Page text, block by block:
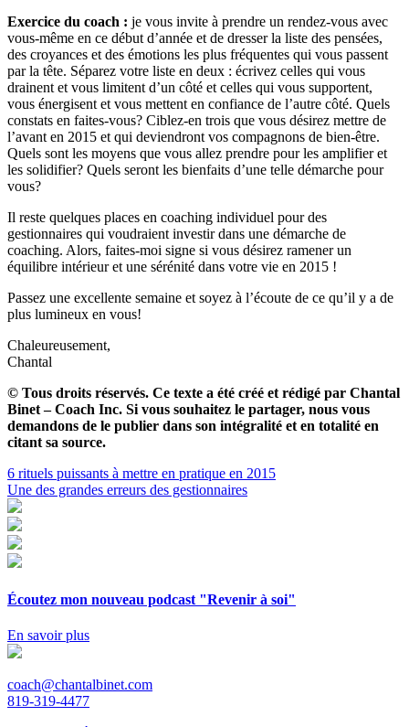
Exercice du coach : je vous invite à prendre un rendez-vous avec
vous-même en ce début d’année et de dresser la liste des pensées,
des croyances et des émotions les plus fréquentes qui vous passent
par la tête. Séparez votre liste en deux : écrivez celles qui vous
drainent et vous limitent d’un côté et celles qui vous supportent,
vous énergisent et vous mettent en confiance de l’autre côté. Quels
constats en faites-vous? Ciblez-en trois que vous désirez mettre de
l’avant en 2015 et qui deviendront vos compagnons de bien-être.
Quels sont les moyens que vous allez prendre pour les amplifier et
les solidifier? Quels seront les bienfaits d’une telle démarche pour
vous?
Il reste quelques places en coaching individuel pour des
gestionnaires qui voudraient investir dans une démarche de
coaching. Alors, faites-moi signe si vous désirez ramener un
équilibre intérieur et une sérénité dans votre vie en 2015 !
Passez une excellente semaine et soyez à l’écoute de ce qu’il y a de
plus lumineux en vous!
Chaleureusement,
Chantal
© Tous droits réservés. Ce texte a été créé et rédigé par Chantal
Binet – Coach Inc. Si vous souhaitez le partager, nous vous
demandons de le publier dans son intégralité et en totalité en
citant sa source.
Navigation
de
l'article
6 rituels puissants à mettre en pratique en 2015
Une des grandes erreurs des gestionnaires
Écoutez mon nouveau podcast "Revenir à soi"
En savoir plus
coach@chantalbinet.com
819-319-4477